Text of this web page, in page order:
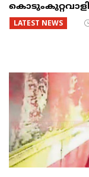
കൊടുംകുറ്റവാളി
LATEST NEWS